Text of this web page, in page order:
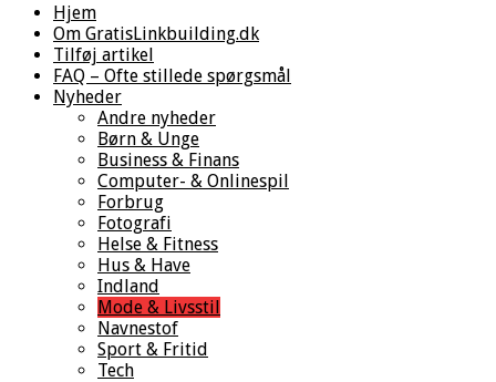
Hjem
Om GratisLinkbuilding.dk
Tilføj artikel
FAQ – Ofte stillede spørgsmål
Nyheder
Andre nyheder
Børn & Unge
Business & Finans
Computer- & Onlinespil
Forbrug
Fotografi
Helse & Fitness
Hus & Have
Indland
Mode & Livsstil
Navnestof
Sport & Fritid
Tech